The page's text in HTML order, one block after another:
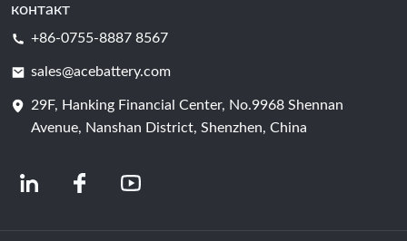
Центр обробки даних та серверна кімната
Елемент батареї
Новини
контакт
+86-0755-8887 8567
sales@acebattery.com
29F, Hanking Financial Center, No.9968 Shennan
Avenue, Nanshan District, Shenzhen, China